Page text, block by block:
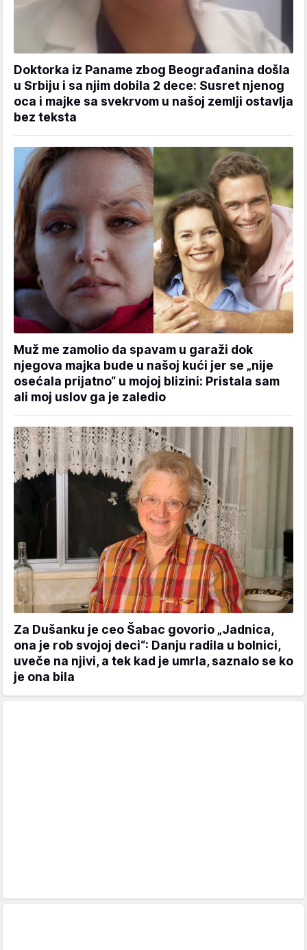
Doktorka iz Paname zbog Beograđanina došla
u Srbiju i sa njim dobila 2 dece: Susret njenog
oca i majke sa svekrvom u našoj zemlji ostavlja
bez teksta
Muž me zamolio da spavam u garaži dok
njegova majka bude u našoj kući jer se „nije
osećala prijatno“ u mojoj blizini: Pristala sam
ali moj uslov ga je zaledio
Za Dušanku je ceo Šabac govorio „Jadnica,
ona je rob svojoj deci“: Danju radila u bolnici,
uveče na njivi, a tek kad je umrla, saznalo se ko
je ona bila